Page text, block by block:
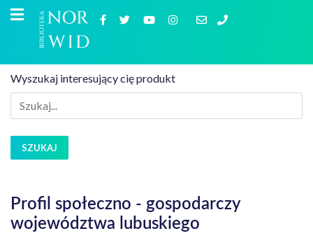
Wyszukaj interesujący cię produkt
SZUKAJ
Profil społeczno - gospodarczy
województwa lubuskiego